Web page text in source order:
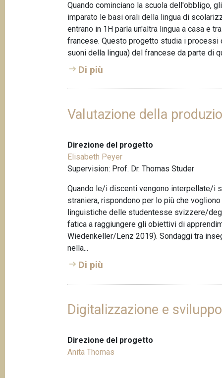
Quando cominciano la scuola dell'obbligo,
imparato le basi orali della lingua di
entrano in 1H parla un'altra lingua a casa e
francese. Questo progetto studia i
suoni della lingua) del francese da parte di
Di più
Valutazione della
Direzione del progetto
Elisabeth Peyer
Supervision: Prof. Dr. Thomas Studer
Quando le/i discenti vengono interpellate/i
straniera, rispondono per lo più che
linguistiche delle studentesse svizzere/
fatica a raggiungere gli obiettivi di
Wiedenkeller/Lenz 2019). Sondaggi tra
nella...
Di più
Digitalizzazione e
Direzione del progetto
Anita Thomas